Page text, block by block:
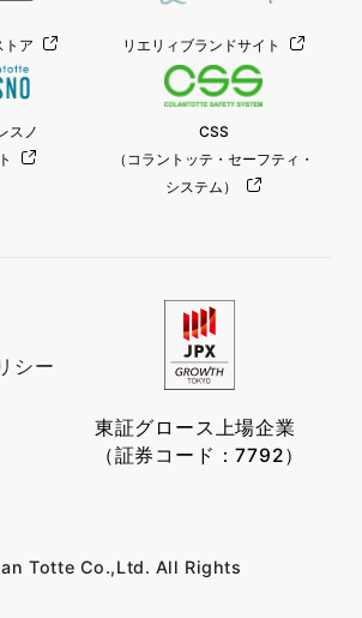
トア リエリィブランドサイト
スノ
CSS
（コラントッテ・セーフティ・
システム）
シー
Totte Co.,Ltd. All Rights
東証グロース上場企業
（証券コード：7792）